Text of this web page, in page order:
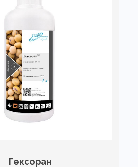
Гексоран